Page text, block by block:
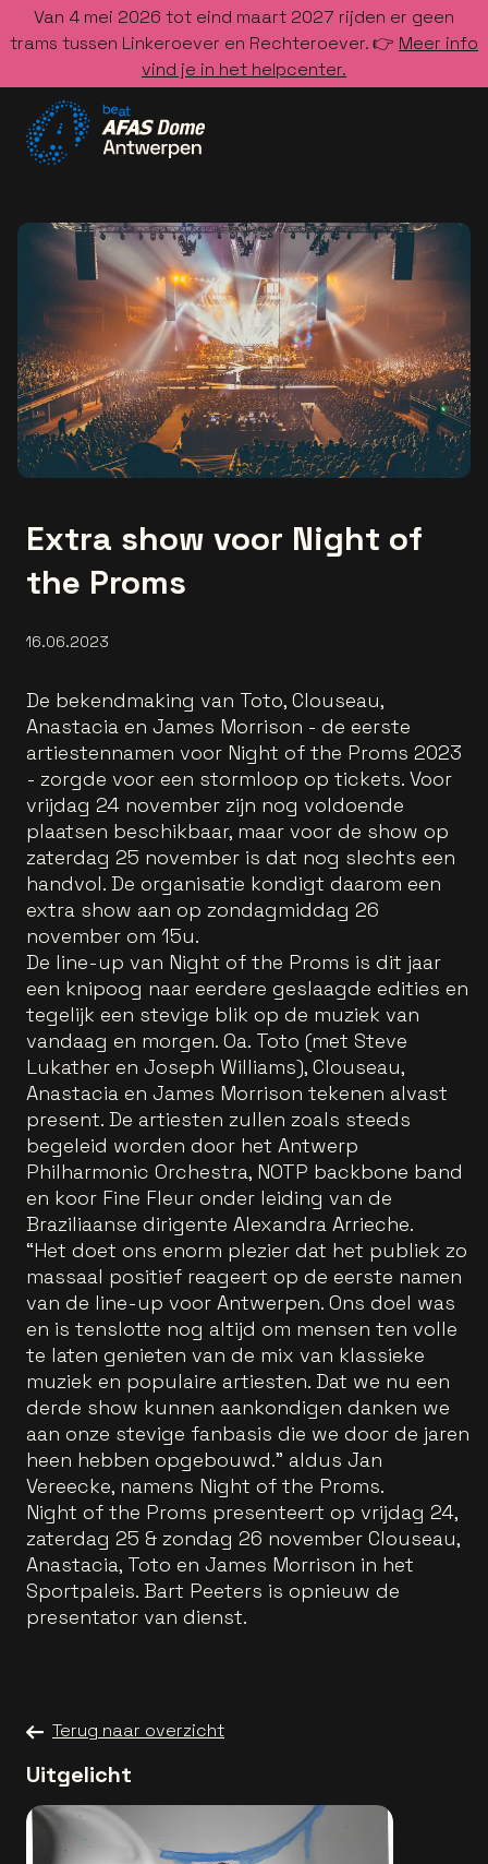
Van 4 mei 2026 tot eind maart 2027 rijden er geen
trams tussen Linkeroever en Rechteroever. 👉 Meer info
vind je in het helpcenter.
Extra show voor Night of
the Proms
16.06.2023
De bekendmaking van Toto, Clouseau,
Anastacia en James Morrison - de eerste
artiestennamen voor Night of the Proms 2023
- zorgde voor een stormloop op tickets. Voor
vrijdag 24 november zijn nog voldoende
plaatsen beschikbaar, maar voor de show op
zaterdag 25 november is dat nog slechts een
handvol. De organisatie kondigt daarom een
extra show aan op zondagmiddag 26
november om 15u.
De line-up van Night of the Proms is dit jaar
een knipoog naar eerdere geslaagde edities en
tegelijk een stevige blik op de muziek van
vandaag en morgen. Oa. Toto (met Steve
Lukather en Joseph Williams), Clouseau,
Anastacia en James Morrison tekenen alvast
present. De artiesten zullen zoals steeds
begeleid worden door het Antwerp
Philharmonic Orchestra, NOTP backbone band
en koor Fine Fleur onder leiding van de
Braziliaanse dirigente Alexandra Arrieche.
“Het doet ons enorm plezier dat het publiek zo
massaal positief reageert op de eerste namen
van de line-up voor Antwerpen. Ons doel was
en is tenslotte nog altijd om mensen ten volle
te laten genieten van de mix van klassieke
muziek en populaire artiesten. Dat we nu een
derde show kunnen aankondigen danken we
aan onze stevige fanbasis die we door de jaren
heen hebben opgebouwd.” aldus Jan
Vereecke, namens Night of the Proms.
Night of the Proms presenteert op vrijdag 24,
zaterdag 25 & zondag 26 november Clouseau,
Anastacia, Toto en James Morrison in het
Sportpaleis. Bart Peeters is opnieuw de
presentator van dienst.
Terug naar overzicht
Uitgelicht